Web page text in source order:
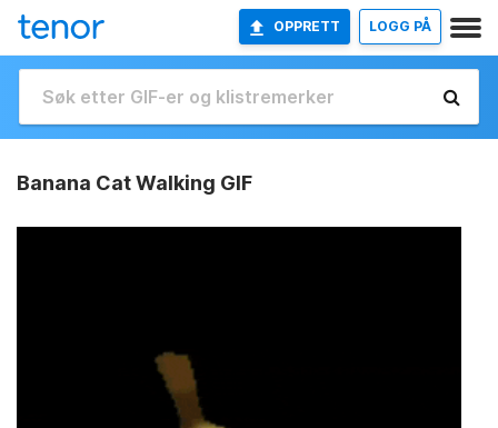
OPPRETT LOGG PÅ
Banana Cat Walking GIF